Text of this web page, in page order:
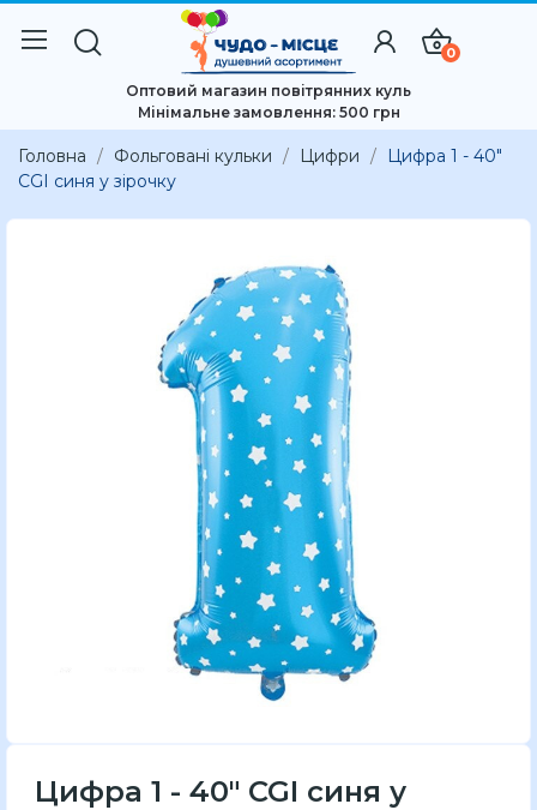
0
Оптовий магазин повітрянних куль
Мінімальне замовлення: 500 грн
Головна Фольговані кульки Цифри
Цифра 1 - 40"
CGI синя у зірочку
Цифра 1 - 40" CGI синя у